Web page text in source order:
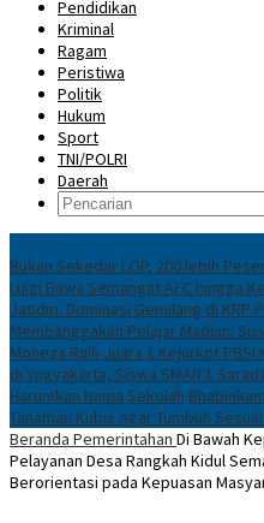
Pendidikan
Kriminal
Ragam
Peristiwa
Politik
Hukum
Sport
TNI/POLRI
Daerah
Bukan Sekedar LOP, 200 lebih
Luigi Bawa Semangat AFC hingga
Jatidiri: Dominasi Gemilang di KRP
Membanggakan Pelajar Madiun:
Moneza Raih Juara 1 Kejurkot
di Yogyakarta, Siswa SMAN 1
Harumkan Nama Sekolah
Tanaman Kubis Agar Tumbuh
Beranda Pemerintahan Di Bawah
Pelayanan Desa Rangkah Kidul
Berorientasi pada Kepuasan